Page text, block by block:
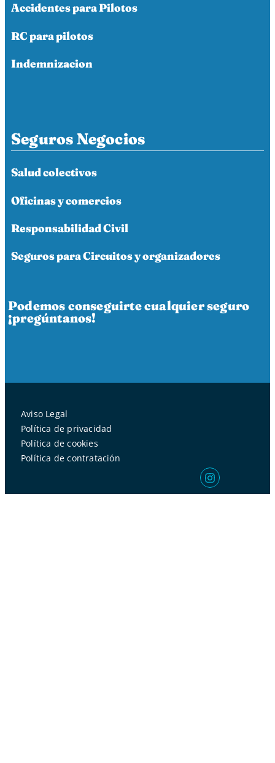
Accidentes para Pilotos
RC para pilotos
Indemnizacion
Seguros Negocios
Salud colectivos
Oficinas y comercios
Responsabilidad Civil
Seguros para Circuitos y organizadores
Podemos conseguirte cualquier seguro
¡pregúntanos!
Aviso Legal
Política de privacidad
Política de cookies
Política de contratación